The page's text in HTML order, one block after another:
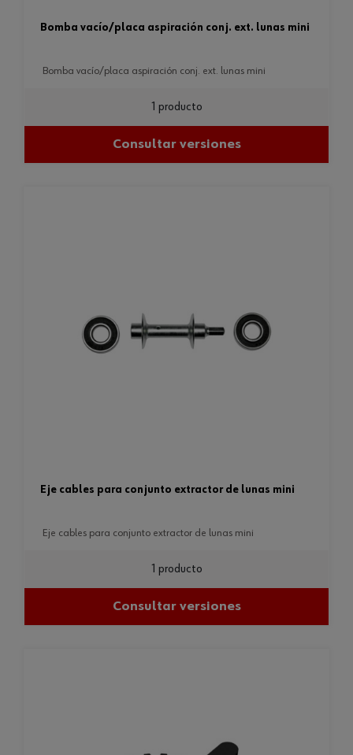
bomba vacío/placa aspiración conj. ext. lunas mini
bomba vacío/placa aspiración conj. ext. lunas mini
1 producto
Consultar versiones
eje cables para conjunto extractor de lunas mini
eje cables para conjunto extractor de lunas mini
1 producto
Consultar versiones